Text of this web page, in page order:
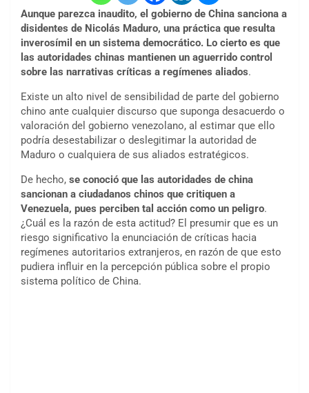
Aunque parezca inaudito, el gobierno de China sanciona a
disidentes de Nicolás Maduro, una práctica que resulta
inverosímil en un sistema democrático. Lo cierto es que
las autoridades chinas mantienen un aguerrido control
sobre las narrativas críticas a regímenes aliados.
Existe un alto nivel de sensibilidad de parte del gobierno
chino ante cualquier discurso que suponga desacuerdo o
valoración del gobierno venezolano, al estimar que ello
podría desestabilizar o deslegitimar la autoridad de
Maduro o cualquiera de sus aliados estratégicos.
De hecho, se conoció que las autoridades de china
sancionan a ciudadanos chinos que critiquen a
Venezuela, pues perciben tal acción como un peligro.
¿Cuál es la razón de esta actitud? El presumir que es un
riesgo significativo la enunciación de críticas hacia
regímenes autoritarios extranjeros, en razón de que esto
pudiera influir en la percepción pública sobre el propio
sistema político de China.